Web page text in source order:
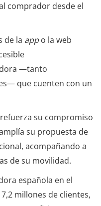
comprador desde el
de la appo la web
—tanto
que cuenten con un
su compromiso
su propuesta de
acompañando a
de su movilidad.
española en el
millones de clientes,